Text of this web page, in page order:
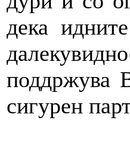
дека
поддржува
сигурен